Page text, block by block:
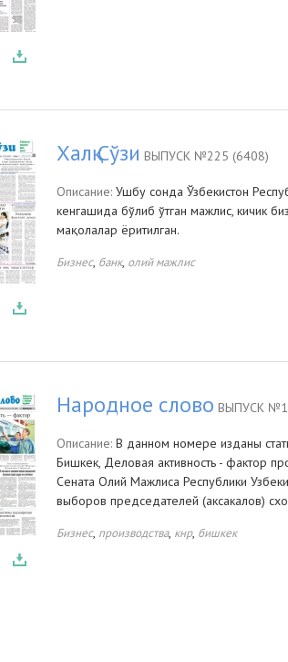
Халқ Сўзи ВЫПУСК №225 (6408)
Описание: Ушбу сонда Ўзбекистон
кенгашида бўлиб ўтган мажлис, кичик
мақолалар ёритилган.
Бизнес, банк, олий мажлис
Народное слово ВЫПУСК
Описание: В данном номере изданы
Бишкек, Деловая активность - фактор
Сената Олий Мажлиса Республики
выборов председателей (аксакалов)
Бизнес, производства, кнр, бишкек